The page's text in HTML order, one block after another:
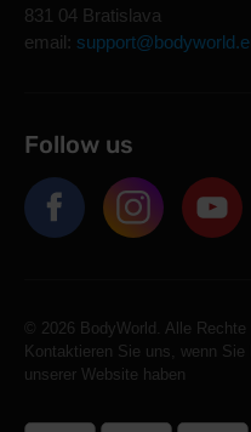
831 04 Bratislava
email:
Follow us
© 2026 BodyWorld. Alle Rechte
Kontaktieren Sie uns, wenn
unserer Website haben